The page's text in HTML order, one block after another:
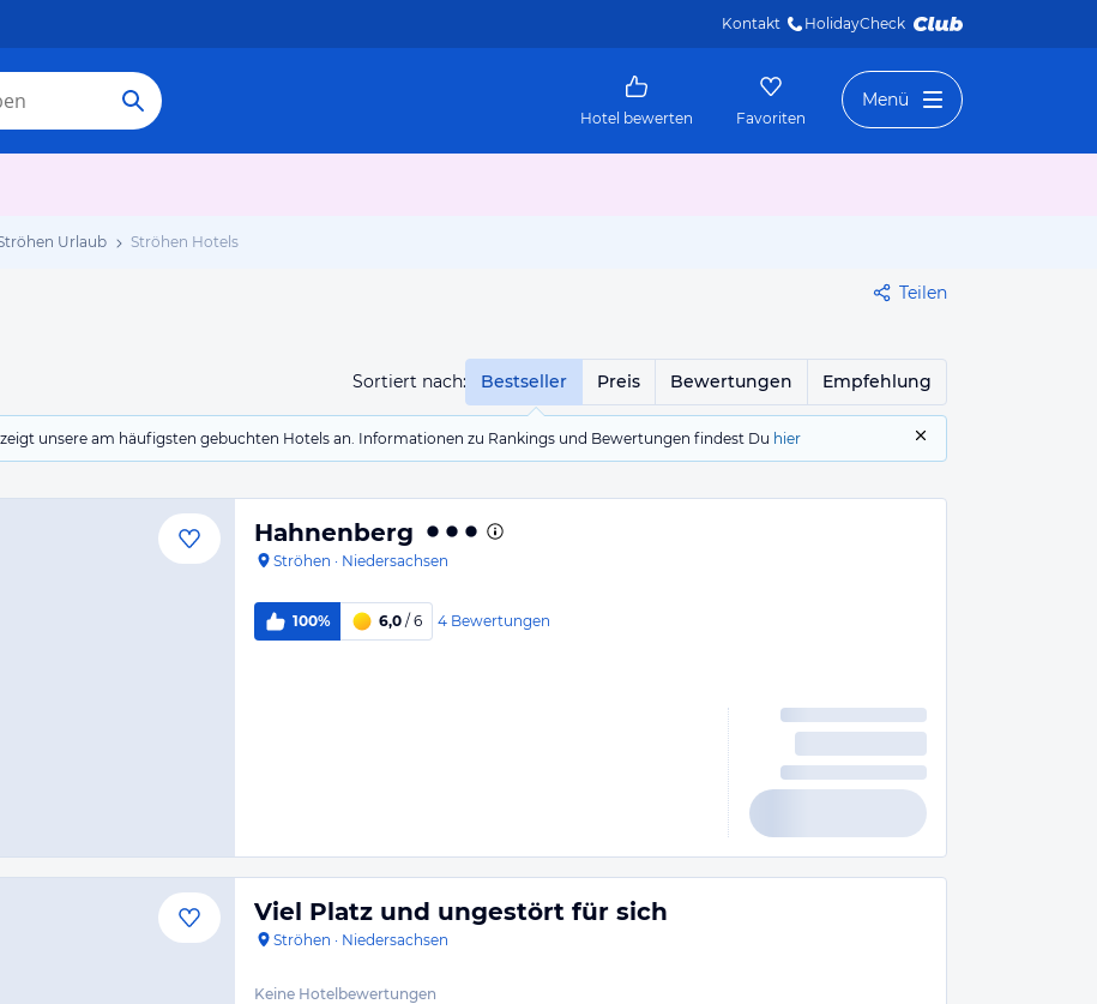
Kontakt HolidayCheck
Hotel bewerten Favoriten
Menü
Urlaub Ströhen Hotels
Teilen
Sortiert nach: Bestseller Preis Bewertungen Empfehlung
unsere am häufigsten gebuchten Hotels an. Informationen zu Rankings und Bewertungen findest Du hier
Hahnenberg
Ströhen · Niedersachsen
100% 6,0 / 6 4 Bewertungen
Viel Platz und ungestört für sich
Ströhen · Niedersachsen
Keine Hotelbewertungen